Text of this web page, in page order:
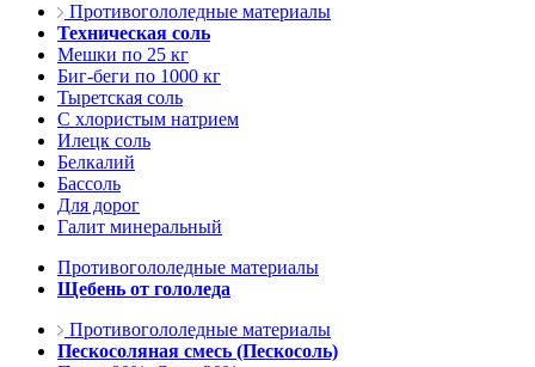
Противогололедные материалы
Техническая соль
Мешки по 25 кг
Биг-беги по 1000 кг
Тыретская соль
С хлористым натрием
Илецк соль
Белкалий
Бассоль
Для дорог
Галит минеральный
Противогололедные материалы
Щебень от гололеда
Противогололедные материалы
Пескосоляная смесь (Пескосоль)